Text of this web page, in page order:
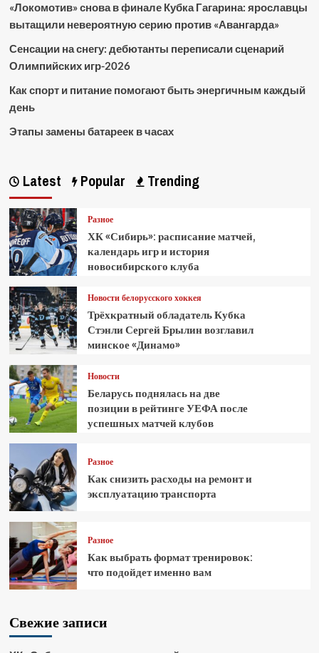
«Локомотив» снова в финале Кубка Гагарина: ярославцы
вытащили невероятную серию против «Авангарда»
Сенсации на снегу: дебютанты переписали сценарий
Олимпийских игр-2026
Как спорт и питание помогают быть энергичным каждый
день
Этапы замены батареек в часах
Latest Popular Trending
Разное
ХК «Сибирь»: расписание матчей,
календарь игр и история
новосибирского клуба
Новости белорусского хоккея
Трёхкратный обладатель Кубка
Стэнли Сергей Брылин возглавил
минское «Динамо»
Новости
Беларусь поднялась на две
позиции в рейтинге УЕФА после
успешных матчей клубов
Разное
Как снизить расходы на ремонт и
эксплуатацию транспорта
Разное
Как выбрать формат тренировок:
что подойдет именно вам
Свежие записи